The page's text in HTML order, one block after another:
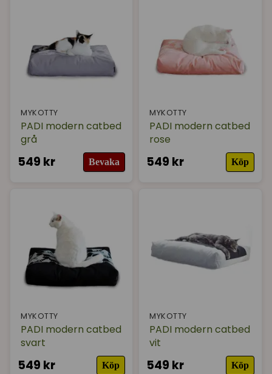
MYKOTTY
PADI modern catbed
grå
549 kr Bevaka
MYKOTTY
PADI modern catbed
rose
549 kr Köp
MYKOTTY
PADI modern catbed
svart
549 kr Köp
MYKOTTY
PADI modern catbed
vit
549 kr Köp